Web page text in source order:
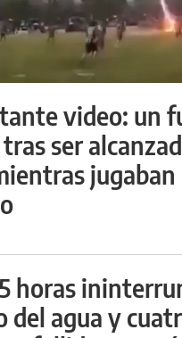
video: un
ser
jugaban
horas
del agua y